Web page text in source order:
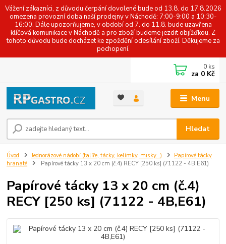
Vážení zákazníci, z důvodu čerpání dovolené bude od 13.8. do 17.8.2026
omezena provozní doba naší prodejny v Náchodě: 7:00-9:00 a 10:30-
16:00. Dále upozorňujeme, v období od 7. do 11.8. bude uzavřena
klíčová komunikace v Náchodě a pro zboží budeme jezdit objížďkou. Z
tohoto důvodu bude docházet ke zpoždění odesílání zboží. Děkujeme za
pochopení.
Menu
Hledat
0 ks
za 0 Kč
Úvod Jednorázové nádobí (talíře, tácky, kelímky, misky...)
Papírové tácky
hranaté
Papírové tácky 13 x 20 cm (č.4) RECY [250 ks] (71122 - 4B,E61)
Papírové tácky 13 x 20 cm (č.4)
RECY [250 ks] (71122 - 4B,E61)